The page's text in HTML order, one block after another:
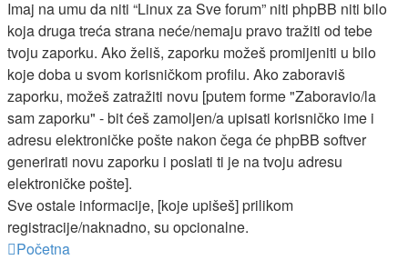
Imaj na umu da niti “Linux za Sve forum” niti phpBB niti bilo
koja druga treća strana neće/nemaju pravo tražiti od tebe
tvoju zaporku. Ako želiš, zaporku možeš promijeniti u bilo
koje doba u svom korisničkom profilu. Ako zaboraviš
zaporku, možeš zatražiti novu [putem forme "Zaboravio/la
sam zaporku" - bit ćeš zamoljen/a upisati korisničko ime i
adresu elektroničke pošte nakon čega će phpBB softver
generirati novu zaporku i poslati ti je na tvoju adresu
elektroničke pošte].
Sve ostale informacije, [koje upišeš] prilikom
registracije/naknadno, su opcionalne.
Početna